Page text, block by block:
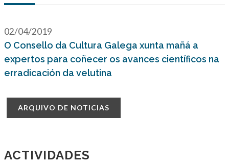
02/04/2019
O Consello da Cultura Galega xunta mañá a
expertos para coñecer os avances científicos na
erradicación da velutina
ARQUIVO DE NOTICIAS
ACTIVIDADES